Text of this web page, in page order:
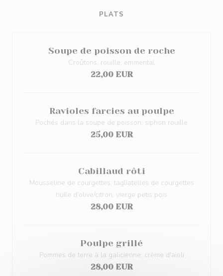
PLATS
Soupe de poisson de roche
Croûtons, rouille, emmental
22,00 EUR
Ravioles farcies au poulpe
Pochés dans la soupe de poisson, siphon rouille
25,00 EUR
Cabillaud rôti
Mousseline de courgettes, tagliatelles de courgettes
huile d'olive/citron, vierge petis pois
28,00 EUR
Poulpe grillé
Pommes de terre à la galicienne, crème d'aïoli
28,00 EUR